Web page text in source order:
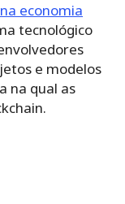
economia
tecnológico
e modelos
na qual as